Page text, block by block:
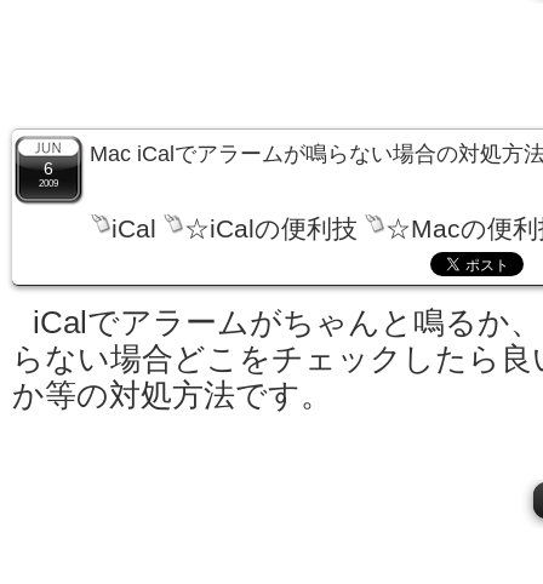
6
2009
Mac iCalでアラームが鳴らない場合の対処方
iCal ☆iCalの便利技 ☆Macの便利
iCalでアラームがちゃんと鳴るか
らない場合どこをチェックしたら良
か等の対処方法です。